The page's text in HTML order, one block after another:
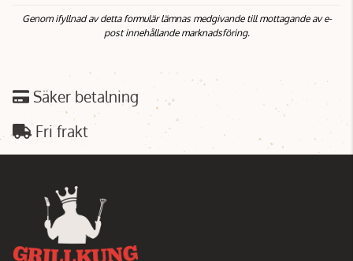
Genom ifyllnad av detta formulär lämnas medgivande till mottagande av e-
post innehållande marknadsföring.
Säker betalning
Fri frakt